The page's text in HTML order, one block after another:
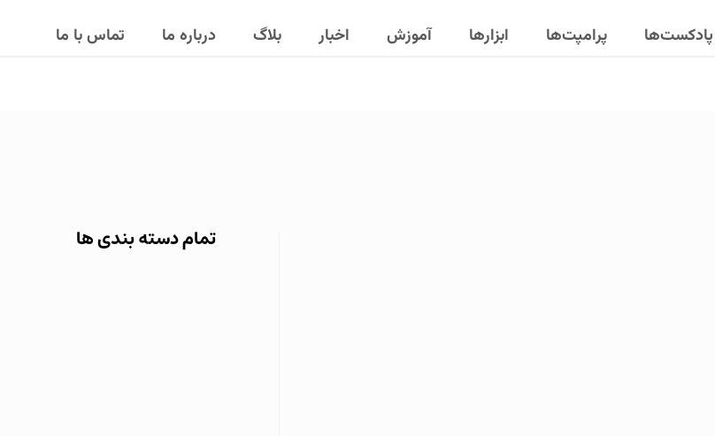
پادکست‌ها پرامپت‌ها ابزارها آموزش اخبار بلاگ درباره ما تماس با ما
تمام دسته بندی ها